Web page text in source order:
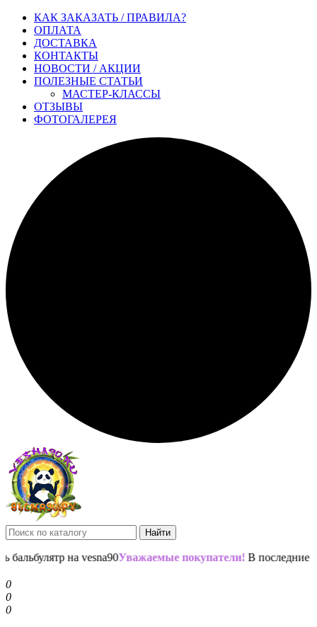
КАК ЗАКАЗАТЬ / ПРАВИЛА?
ОПЛАТА
ДОСТАВКА
КОНТАКТЫ
НОВОСТИ / АКЦИИ
ПОЛЕЗНЫЕ СТАТЬИ
МАСТЕР-КЛАССЫ
ОТЗЫВЫ
ФОТОГАЛЕРЕЯ
Найти
Уважаемые покупатели!В последние2
0
0
0